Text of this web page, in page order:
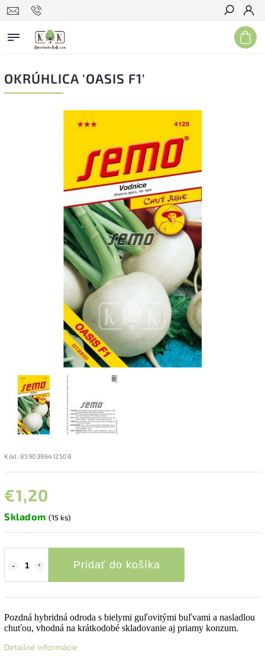
Hľadať
OKRÚHLICA 'OASIS F1'
Kód: 8590396412508
€1,20
Skladom (15 ks)
Pridať do košíka
Pozdná hybridná odroda s bielymi guľovitými buľvami a nasladlou
chuťou, vhodná na krátkodobé skladovanie aj priamy konzum.
Detailné informácie